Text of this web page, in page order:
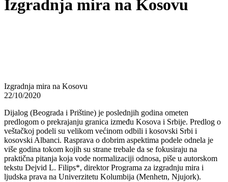
Izgradnja mira na Kosovu
Izgradnja mira na Kosovu
22/10/2020
Dijalog (Beograda i Prištine) je poslednjih godina ometen
predlogom o prekrajanju granica između Kosova i Srbije. Predlog o
veštačkoj podeli su velikom većinom odbili i kosovski Srbi i
kosovski Albanci. Rasprava o dobrim aspektima podele odnela je
više godina tokom kojih su strane trebale da se fokusiraju na
praktična pitanja koja vode normalizaciji odnosa, piše u autorskom
tekstu Dejvid L. Filips*, direktor Programa za izgradnju mira i
ljudska prava na Univerzitetu Kolumbija (Menhetn, Njujork).